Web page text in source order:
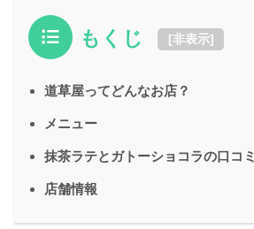
もくじ [非表示]
道草屋ってどんなお店？
メニュー
抹茶ラテとガトーショコラの口コミ
店舗情報